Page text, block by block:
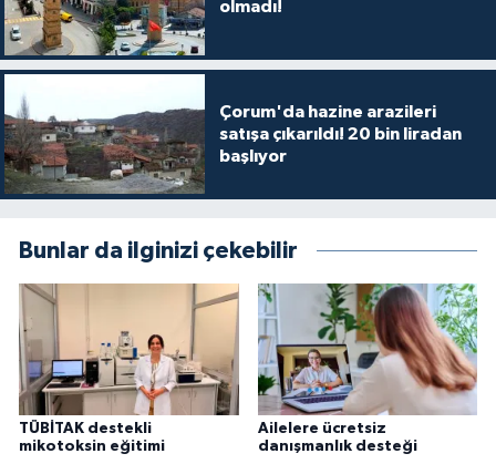
olmadı!
Çorum'da hazine arazileri
satışa çıkarıldı! 20 bin liradan
başlıyor
Bunlar da ilginizi çekebilir
TÜBİTAK destekli
mikotoksin eğitimi
Ailelere ücretsiz
danışmanlık desteği